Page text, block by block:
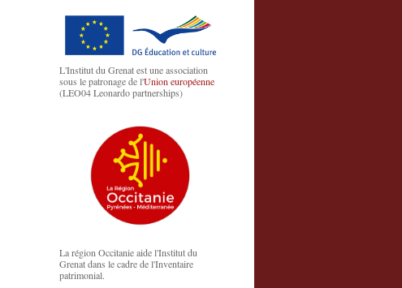
L'Institut du Grenat est une association
sous le patronage de l'Union européenne
(LEO04 Leonardo partnerships)
La région Occitanie aide l'Institut du
Grenat dans le cadre de l'Inventaire
patrimonial.